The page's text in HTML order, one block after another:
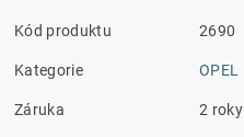
Kód produktu 2690
Kategorie OPEL
Záruka 2 roky